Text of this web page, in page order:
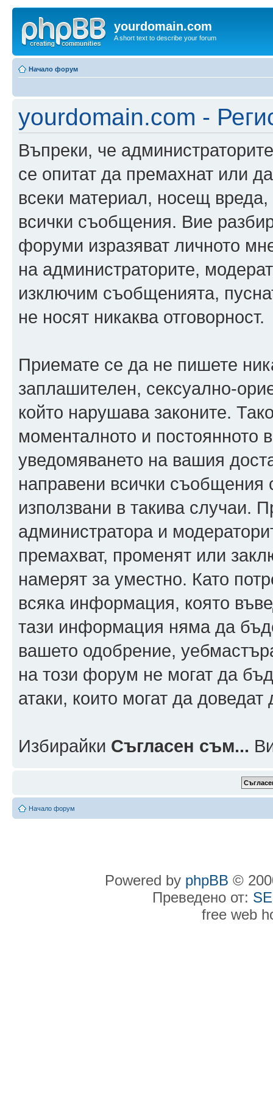
yourdomain.com
A short text to describe your forum
Начало форум
yourdomain.com -
Въпреки, че
се опитат да премахнат или
всеки материал, носещ
всички съобщения. Вие
форуми изразяват личното
на администраторите,
изключим съобщенията,
не носят никаква отговорност.
Приемате се да не пишете
заплашителен, сексуално-
който нарушава законите.
моменталното и постоянното
уведомяването на вашия
направени всички съобщения
използвани в такива случаи.
администратора и
премахват, променят или
намерят за уместно. Като
всяка информация, която
тази информация няма да
вашето одобрение,
на този форум не могат да
атаки, които могат да
Избирайки Съгласен съм...
Начало форум
Powered by phpBB ©
Преведено от:
free web